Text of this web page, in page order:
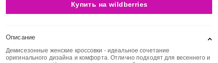
Купить на wildberries
Описание
Демисезонные женские кроссовки - идеальное сочетание
оригинального дизайна и комфорта. Отлично подходят для весеннего и